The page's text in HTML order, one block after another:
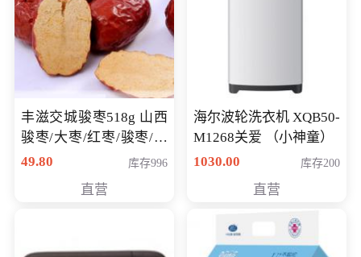
丰滋交城骏枣518g 山西
骏枣/大枣/红枣/骏枣/热
销千件/
49.80 库存996
直营
海尔波轮洗衣机 XQB50-
M1268关爱 （小神童）
1030.00
库存200
直营